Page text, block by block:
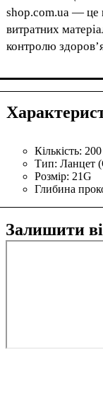
shop.com.ua — це
витратних
контролю
Кількість:
Тип: Ланцет
Розмір: 21G
Глибина
Залишити